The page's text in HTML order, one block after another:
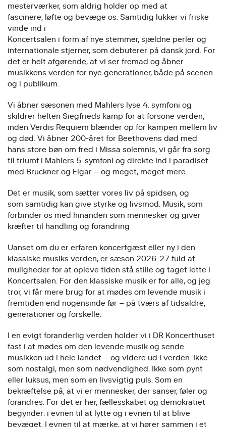
mesterværker, som aldrig holder op med at
fascinere, løfte og bevæge os. Samtidig lukker vi friske
vinde ind i
Koncertsalen i form af nye stemmer, sjældne perler og
internationale stjerner, som debuterer på dansk jord. For
det er helt afgørende, at vi ser fremad og åbner
musikkens verden for nye generationer, både på scenen
og i publikum.
Vi åbner sæsonen med Mahlers lyse 4. symfoni og
skildrer helten Siegfrieds kamp for at forsone verden,
inden Verdis Requiem blænder op for kampen mellem liv
og død. Vi åbner 200-året for Beethovens død med
hans store bøn om fred i Missa solemnis, vi går fra sorg
til triumf i Mahlers 5. symfoni og direkte ind i paradiset
med Bruckner og Elgar – og meget, meget mere.
Det er musik, som sætter vores liv på spidsen, og
som samtidig kan give styrke og livsmod. Musik, som
forbinder os med hinanden som mennesker og giver
kræfter til handling og forandring
Uanset om du er erfaren koncertgæst eller ny i den
klassiske musiks verden, er sæson 2026-27 fuld af
muligheder for at opleve tiden stå stille og taget lette i
Koncertsalen. For den klassiske musik er for alle, og jeg
tror, vi får mere brug for at mødes om levende musik i
fremtiden end nogensinde før – på tværs af tidsaldre,
generationer og forskelle.
I en evigt foranderlig verden holder vi i DR Koncerthuset
fast i at mødes om den levende musik og sende
musikken ud i hele landet – og videre ud i verden. Ikke
som nostalgi, men som nødvendighed. Ikke som pynt
eller luksus, men som en livsvigtig puls. Som en
bekræftelse på, at vi er mennesker, der sanser, føler og
forandres. For det er her, fællesskabet og demokratiet
begynder: i evnen til at lytte og i evnen til at blive
bevæget. I evnen til at mærke, at vi hører sammen i et